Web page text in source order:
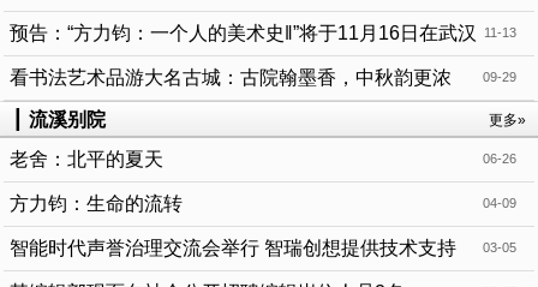
11-13
预告：“方力钧：一个人的美术史‖”将于11月16日在武汉
合美术馆隆重开幕！ 09-29
看书法艺术品游大名古城：古院翰墨香，中秋韵更浓
更多»
流溪别院
06-26
老舍：北平的夏天
04-09
方力钧：生命的流转
03-05
智能时代声誉治理交流会举行 智瑞创想提供技术支持